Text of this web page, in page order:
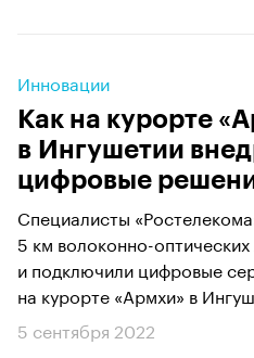
Инновации
Как на курорте
в Ингушетии
цифровые
Специалисты
5 км волоконно-оптических
и подключили цифровые
на курорте «Армхи» в
5 сентября 2022